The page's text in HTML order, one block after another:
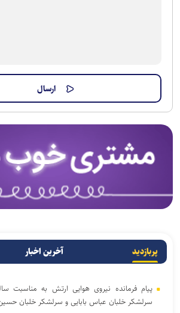
پربازدید آخرین اخبار
پیام فرمانده نیروی هوایی ارتش به مناسبت
سرلشکر خلبان عباس بابایی و سرلشکر خلبان